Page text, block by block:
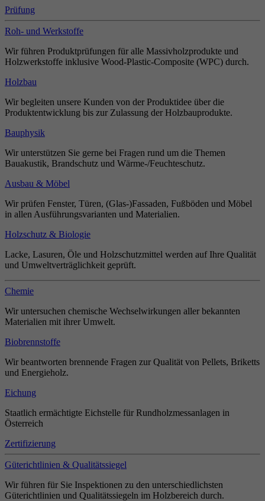
Prüfung
Roh- und Werkstoffe
Wir führen Produktprüfungen für alle Massivholzprodukte und
Holzwerkstoffe inklusive Wood-Plastic-Composite (WPC) durch.
Holzbau
Wir begleiten unsere Kunden von der Produktidee über die
Produktentwicklung bis zur Zulassung der Holzbauprodukte.
Bauphysik
Wir unterstützen Sie gerne bei Fragen rund um die Themen
Bauakustik, Brandschutz und Wärme-/Feuchteschutz.
Ausbau & Möbel
Wir prüfen Fenster, Türen, (Glas-)Fassaden, Fußböden und Möbel
in allen Ausführungsvarianten und Materialien.
Holzschutz & Biologie
Lacke, Lasuren, Öle und Holzschutzmittel werden auf Ihre Qualität
und Umweltverträglichkeit geprüft.
Chemie
Wir untersuchen chemische Wechselwirkungen aller bekannten
Materialien mit ihrer Umwelt.
Biobrennstoffe
Wir beantworten brennende Fragen zur Qualität von Pellets, Briketts
und Energieholz.
Eichung
Staatlich ermächtigte Eichstelle für Rundholzmessanlagen in
Österreich
Zertifizierung
Güterichtlinien & Qualitätssiegel
Wir führen für Sie Inspektionen zu den unterschiedlichsten
Güterichtlinien und Qualitätssiegeln im Holzbereich durch.